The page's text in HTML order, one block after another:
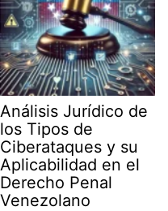
Análisis Jurídico de
los Tipos de
Ciberataques y su
Aplicabilidad en el
Derecho Penal
Venezolano